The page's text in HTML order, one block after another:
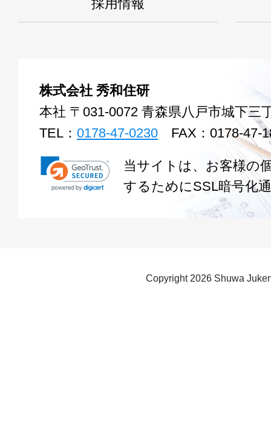
採用情報
株式会社 秀和住研
本社 〒031-0072 青森県八戸市城下三
TEL： 0178-47-0230 FAX：0178-47-
当サイトは、お客様の
するためにSSL暗号化
Copyright2026 Shuwa